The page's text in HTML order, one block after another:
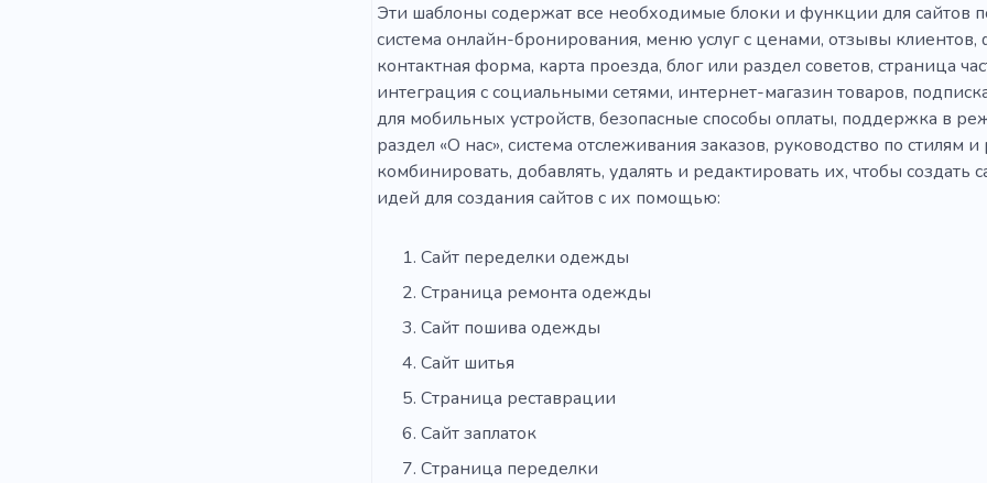
Эти шаблоны содержат все необходимые блоки и функции для сайтов
система онлайн-бронирования, меню услуг с ценами, отзывы клиентов,
контактная форма, карта проезда, блог или раздел советов, страница
интеграция с социальными сетями, интернет-магазин товаров,
для мобильных устройств, безопасные способы оплаты, поддержка в
раздел «О нас», система отслеживания заказов, руководство по стилям
комбинировать, добавлять, удалять и редактировать их, чтобы создать
идей для создания сайтов с их помощью:
Сайт переделки одежды
Страница ремонта одежды
Сайт пошива одежды
Сайт шитья
Страница реставрации
Сайт заплаток
Страница переделки